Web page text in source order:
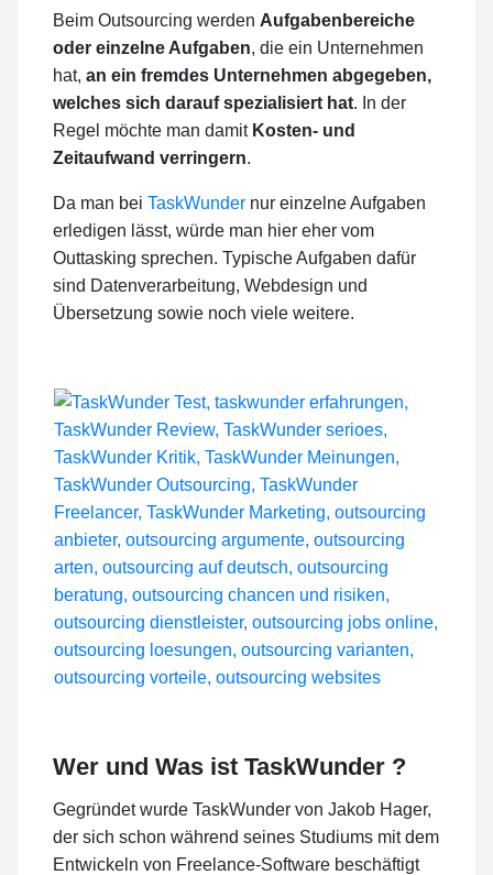
Beim Outsourcing werden Aufgabenbereiche
oder einzelne Aufgaben, die ein Unternehmen
hat, an ein fremdes Unternehmen abgegeben,
welches sich darauf spezialisiert hat. In der
Regel möchte man damit Kosten- und
Zeitaufwand verringern.
Da man bei TaskWunder nur einzelne Aufgaben
erledigen lässt, würde man hier eher vom
Outtasking sprechen. Typische Aufgaben dafür
sind Datenverarbeitung, Webdesign und
Übersetzung sowie noch viele weitere.
Wer und Was ist TaskWunder ?
Gegründet wurde TaskWunder von Jakob Hager,
der sich schon während seines Studiums mit dem
Entwickeln von Freelance-Software beschäftigt